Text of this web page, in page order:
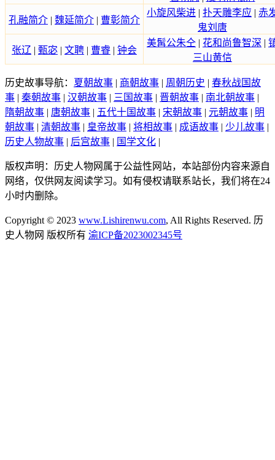
孔融简介 | 魏延简介 | 曹彰简介
小旋风柴进 | 扑天雕李应 | 赤
鬼刘唐
张辽 | 甄宓 | 文聘 | 曹睿 | 钟会
美髯公朱仝 | 花和尚鲁智深 |
三山黄信
历史故事导航： 夏朝故事 | 商朝故事 | 周朝历史 | 春秋战国故
事 | 秦朝故事 | 汉朝故事 | 三国故事 | 晋朝故事 | 南北朝故事 |
隋朝故事 | 唐朝故事 | 五代十国故事 | 宋朝故事 | 元朝故事 | 明
朝故事 | 清朝故事 | 皇帝故事 | 将相故事 | 成语故事 | 少儿故事 |
历史人物故事 | 后宫故事 | 国学文化 |
版权声明：历史人物网属于公益性网站，本站部份内容来源自
网络，仅供网友阅读学习。如有侵权请联系站长，我们将在24
小时内删除。
Copyright © 2023 www.Lishirenwu.com, All Rights Reserved. 历
史人物网 版权所有 渝ICP备2023002345号